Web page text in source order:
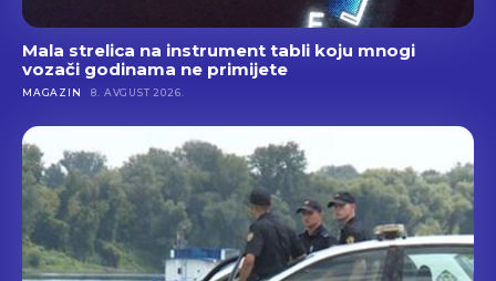
Mala strelica na instrument tabli koju mnogi
vozači godinama ne primijete
MAGAZIN 8. AVGUST 2026.